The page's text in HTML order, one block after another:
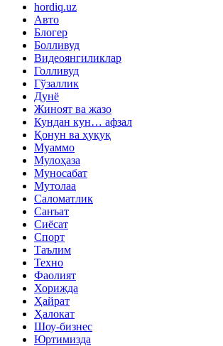
hordiq.uz
Авто
Блогер
Болливуд
Видеоянгиликлар
Голливуд
Гўзаллик
Дунё
Жиноят ва жазо
Кундан кун… афзал
Қонун ва ҳуқуқ
Муаммо
Мулоҳаза
Муносабат
Мутолаа
Саломатлик
Санъат
Сиёсат
Спорт
Таълим
Техно
Фаолият
Хорижда
Ҳайрат
Ҳалокат
Шоу-бизнес
Юртимизда